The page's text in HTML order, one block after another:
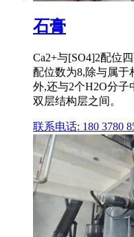
石膏
Ca2+与[SO4]2配位
配位数为8,除与属于
外,还与2个H2O分子
双层结构层之间。
联系电话: 180 3780